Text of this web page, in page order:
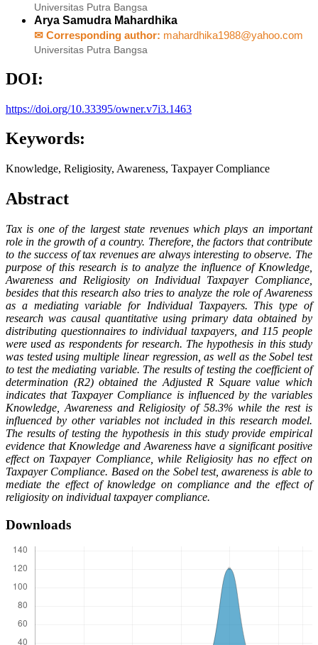
Universitas Putra Bangsa
Arya Samudra Mahardhika
✉ Corresponding author: mahardhika1988@yahoo.com
Universitas Putra Bangsa
DOI:
https://doi.org/10.33395/owner.v7i3.1463
Keywords:
Knowledge, Religiosity, Awareness, Taxpayer Compliance
Abstract
Tax is one of the largest state revenues which plays an important
role in the growth of a country. Therefore, the factors that contribute
to the success of tax revenues are always interesting to observe. The
purpose of this research is to analyze the influence of Knowledge,
Awareness and Religiosity on Individual Taxpayer Compliance,
besides that this research also tries to analyze the role of Awareness
as a mediating variable for Individual Taxpayers. This type of
research was causal quantitative using primary data obtained by
distributing questionnaires to individual taxpayers, and 115 people
were used as respondents for research. The hypothesis in this study
was tested using multiple linear regression, as well as the Sobel test
to test the mediating variable. The results of testing the coefficient of
determination (R2) obtained the Adjusted R Square value which
indicates that Taxpayer Compliance is influenced by the variables
Knowledge, Awareness and Religiosity of 58.3% while the rest is
influenced by other variables not included in this research model.
The results of testing the hypothesis in this study provide empirical
evidence that Knowledge and Awareness have a significant positive
effect on Taxpayer Compliance, while Religiosity has no effect on
Taxpayer Compliance. Based on the Sobel test, awareness is able to
mediate the effect of knowledge on compliance and the effect of
religiosity on individual taxpayer compliance.
Downloads